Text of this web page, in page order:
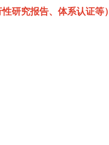
研究报告、体系认证等）